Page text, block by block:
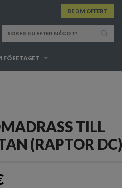
BE OM OFFERT
FÖRETAGET
TILL
(RAPTOR DC)